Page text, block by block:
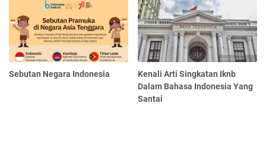
Sebutan Negara Indonesia
Kenali Arti Singkatan Iknb
Dalam Bahasa Indonesia Yang
Santai